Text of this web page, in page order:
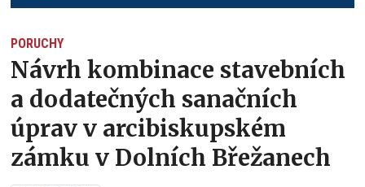
PORUCHY
Návrh kombinace stavebních
a dodatečných sanačních
úprav v arcibiskupském
zámku v Dolních Břežanech